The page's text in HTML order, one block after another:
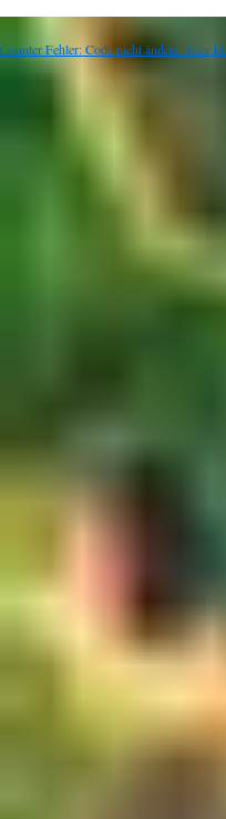
Counter Fehler: Code nicht ändern. Hier